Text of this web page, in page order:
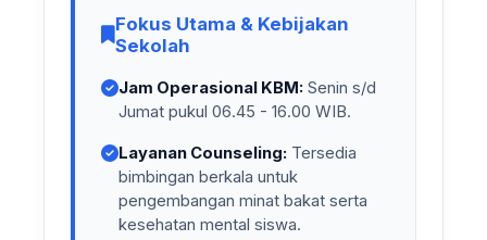
Fokus Utama & Kebijakan
Sekolah
Jam Operasional KBM: Senin s/d
Jumat pukul 06.45 - 16.00 WIB.
Layanan Counseling: Tersedia
bimbingan berkala untuk
pengembangan minat bakat serta
kesehatan mental siswa.